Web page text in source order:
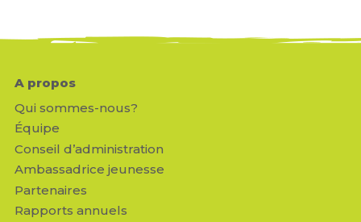
A propos
Qui sommes-nous?
Équipe
Conseil d’administration
Ambassadrice jeunesse
Partenaires
Rapports annuels